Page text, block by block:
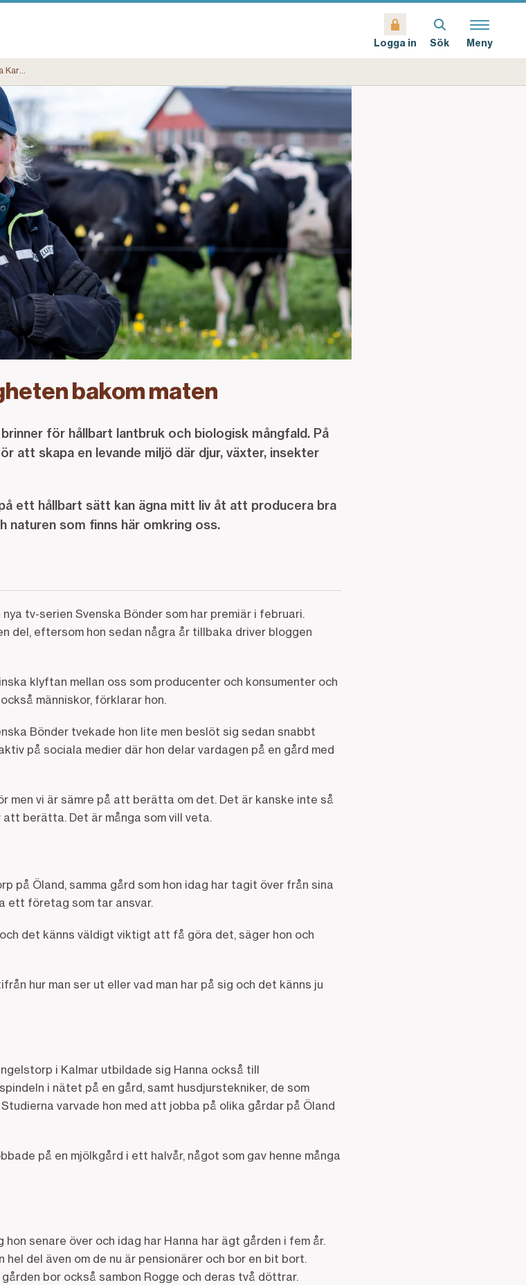
Logga in Sök Meny
Svenska Bönder - Hanna Karlsson
bakom maten
för hållbart lantbruk och biologisk mångfald. På
att skapa en levande miljö där djur, växter, insekter
ett hållbart sätt kan ägna mitt liv åt att producera bra
naturen som finns här omkring oss.
tv-serien Svenska Bönder som har premiär i februari.
del, eftersom hon sedan några år tillbaka driver bloggen
klyftan mellan oss som producenter och konsumenter och
människor, förklarar hon.
Bönder tvekade hon lite men beslöt sig sedan snabbt
på sociala medier där hon delar vardagen på en gård med
men vi är sämre på att berätta om det. Det är kanske inte så
berätta. Det är många som vill veta.
på Öland, samma gård som hon idag har tagit över från sina
ett företag som tar ansvar.
det känns väldigt viktigt att få göra det, säger hon och
hur man ser ut eller vad man har på sig och det känns ju
i Kalmar utbildade sig Hanna också till
i nätet på en gård, samt husdjurstekniker, de som
varvade hon med att jobba på olika gårdar på Öland
på en mjölkgård i ett halvår, något som gav henne många
senare över och idag har Hanna har ägt gården i fem år.
del även om de nu är pensionärer och bor en bit bort.
bor också sambon Rogge och deras två döttrar.